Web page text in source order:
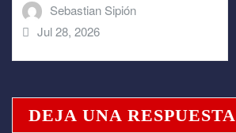
Sebastian Sipión
Jul 28, 2026
DEJA UNA RESPUESTA